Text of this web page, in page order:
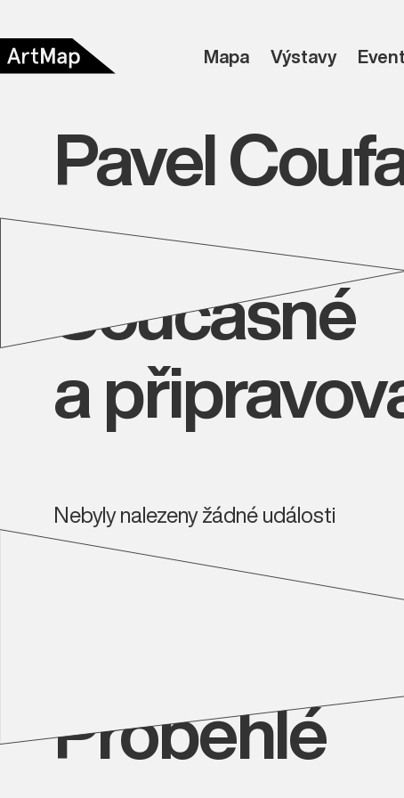
Mapa Výstavy
Pavel
Současné
a
Nebyly nalezeny žádné události
Proběhlé